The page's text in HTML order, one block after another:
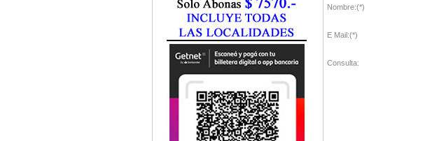
Nombre:(*)
E Mail:(*)
Consulta: